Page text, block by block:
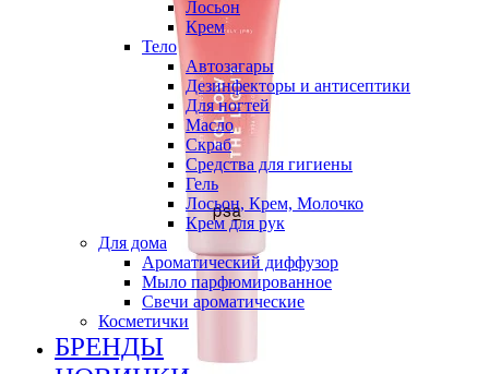
Лосьон
Крем
Тело
Автозагары
Дезинфекторы и антисептики
Для ногтей
Масло
Скраб
Средства для гигиены
Гель
Лосьон, Крем, Молочко
Крем для рук
Для дома
Ароматический диффузор
Мыло парфюмированное
Свечи ароматические
Косметички
БРЕНДЫ